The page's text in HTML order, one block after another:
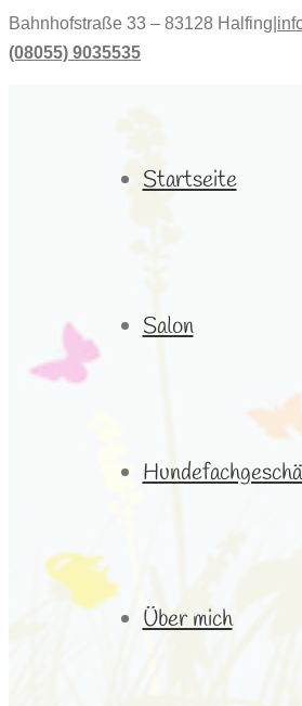
Bahnhofstraße 33 – 83128 Halfing
(08055) 9035535
Startseite
Salon
Über mich